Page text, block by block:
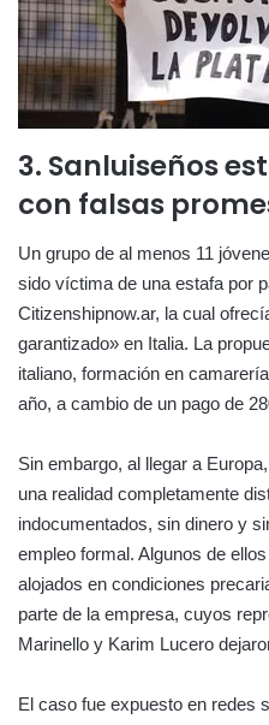
3. Sanluiseños
con falsas
Un grupo de al menos 11
sido víctima de una estafa por
Citizenshipnow.ar, la cual
garantizado» en Italia. La
italiano, formación en
año, a cambio de un pago de
Sin embargo, al llegar a
una realidad completamente
indocumentados, sin dinero y
empleo formal. Algunos de
alojados en condiciones
parte de la empresa, cuyos
Marinello y Karim Lucero
El caso fue expuesto en redes